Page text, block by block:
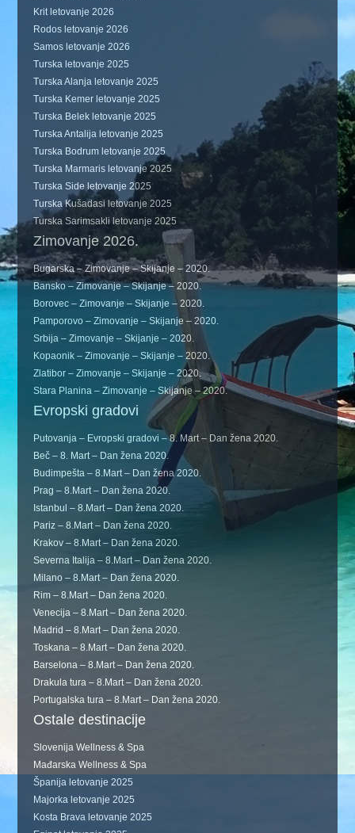
Krit letovanje 2026
Rodos letovanje 2026
Samos letovanje 2026
Turska letovanje 2025
Turska Alanja letovanje 2025
Turska Kemer letovanje 2025
Turska Belek letovanje 2025
Turska Antalija letovanje 2025
Turska Bodrum letovanje 2025
Turska Marmaris letovanje 2025
Turska Side letovanje 2025
Turska Kušadasi letovanje 2025
Turska Sarimsakli letovanje 2025
Zimovanje 2026.
Bugarska – Zimovanje – Skijanje – 2020.
Bansko – Zimovanje – Skijanje – 2020.
Borovec – Zimovanje – Skijanje – 2020.
Pamporovo – Zimovanje – Skijanje – 2020.
Srbija – Zimovanje – Skijanje – 2020.
Kopaonik – Zimovanje – Skijanje – 2020.
Zlatibor – Zimovanje – Skijanje – 2020.
Stara Planina – Zimovanje – Skijanje – 2020.
Evropski gradovi
Putovanja – Evropski gradovi – 8. Mart – Dan žena 2020.
Beč – 8. Mart – Dan žena 2020.
Budimpešta – 8.Mart – Dan žena 2020.
Prag – 8.Mart – Dan žena 2020.
Istanbul – 8.Mart – Dan žena 2020.
Pariz – 8.Mart – Dan žena 2020.
Krakov – 8.Mart – Dan žena 2020.
Severna Italija – 8.Mart – Dan žena 2020.
Milano – 8.Mart – Dan žena 2020.
Rim – 8.Mart – Dan žena 2020.
Venecija – 8.Mart – Dan žena 2020.
Madrid – 8.Mart – Dan žena 2020.
Toskana – 8.Mart – Dan žena 2020.
Barselona – 8.Mart – Dan žena 2020.
Drakula tura – 8.Mart – Dan žena 2020.
Portugalska tura – 8.Mart – Dan žena 2020.
Ostale destinacije
Slovenija Wellness & Spa
Mađarska Wellness & Spa
Španija letovanje 2025
Majorka letovanje 2025
Kosta Brava letovanje 2025